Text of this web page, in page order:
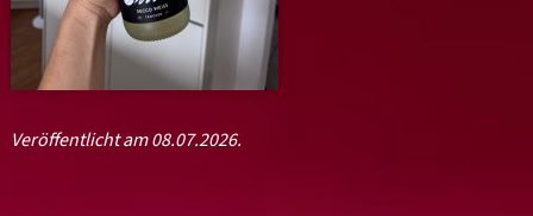
Veröffentlicht am 08.07.2026.